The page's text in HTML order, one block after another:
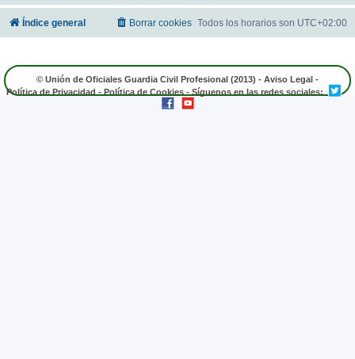
Índice general Todos los horarios son UTC+02:00
Borrar cookies
© Unión de Oficiales Guardia Civil Profesional (2013) - Aviso Legal -
Política de Privacidad - Política de Cookies - Síguenos en las redes sociales: